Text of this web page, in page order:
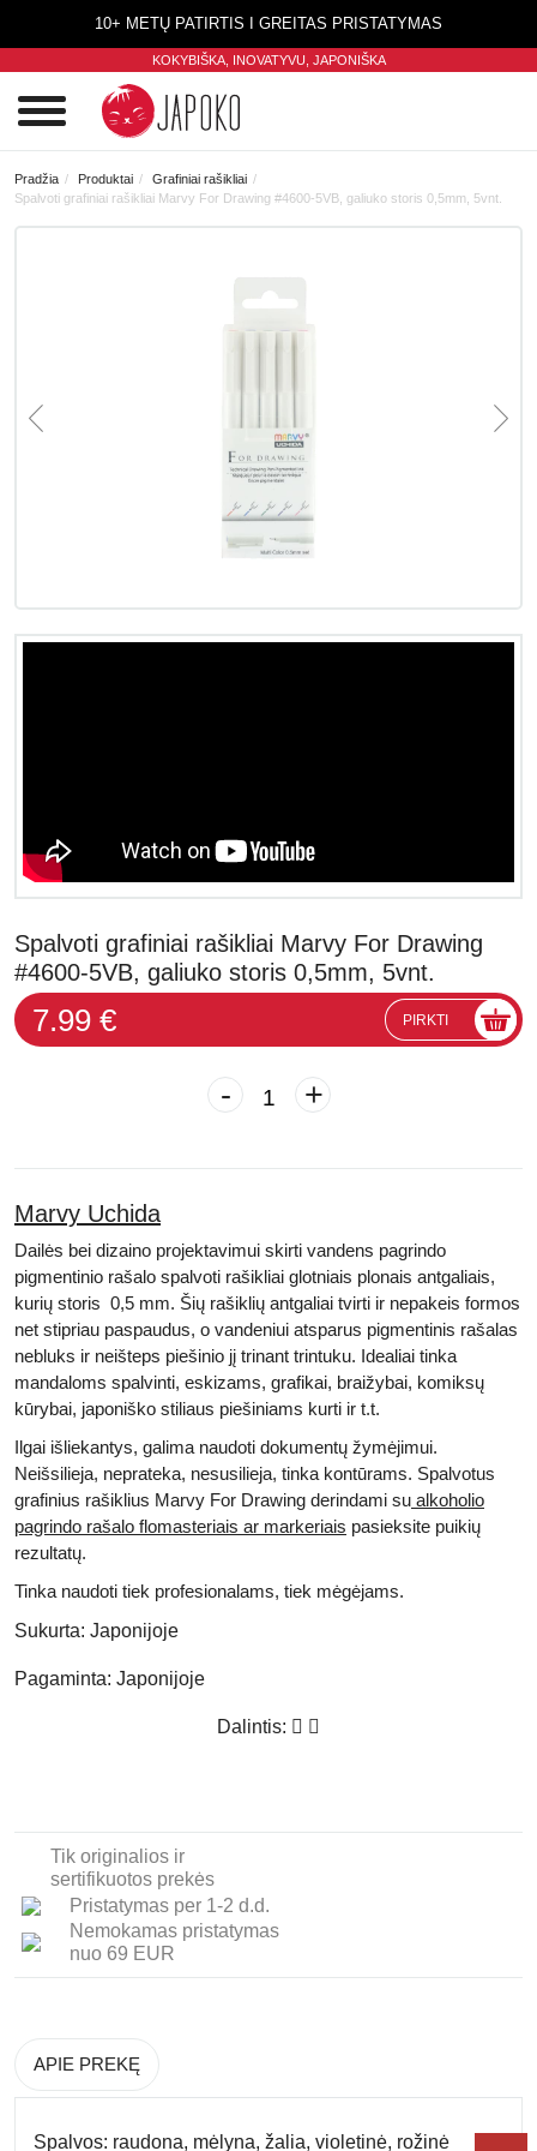
10+ METŲ PATIRTIS I GREITAS PRISTATYMAS
KOKYBIŠKA, INOVATYVU, JAPONIŠKA
Pradžia Produktai
Grafiniai rašikliai
Spalvoti grafiniai rašikliai Marvy For Drawing #4600-5VB, galiuko storis 0,5mm, 5vnt.
Spalvoti grafiniai rašikliai Marvy For Drawing
#4600-5VB, galiuko storis 0,5mm, 5vnt.
7.99 € PIRKTI
- +
Marvy Uchida
Dailės bei dizaino projektavimui skirti vandens pagrindo
pigmentinio rašalo spalvoti rašikliai glotniais plonais antgaliais,
kurių storis 0,5 mm. Šių rašiklių antgaliai tvirti ir nepakeis formos
net stipriau paspaudus, o vandeniui atsparus pigmentinis rašalas
nebluks ir neišteps piešinio jį trinant trintuku. Idealiai tinka
mandaloms spalvinti, eskizams, grafikai, braižybai, komiksų
kūrybai, japoniško stiliaus piešiniams kurti ir t.t.
Ilgai išliekantys, galima naudoti dokumentų žymėjimui.
Neišsilieja, neprateka, nesusilieja, tinka kontūrams. Spalvotus
grafinius rašiklius Marvy For Drawing derindami su alkoholio
pagrindo rašalo flomasteriais ar markeriais pasieksite puikių
rezultatų.
Tinka naudoti tiek profesionalams, tiek mėgėjams.
Sukurta: Japonijoje
Pagaminta: Japonijoje
Dalintis:
Tik originalios ir
sertifikuotos prekės
Pristatymas per 1-2 d.d.
Nemokamas pristatymas
nuo 69 EUR
APIE PREKĘ
Spalvos: raudona, mėlyna, žalia, violetinė, rožinė